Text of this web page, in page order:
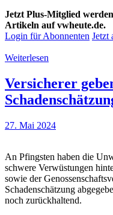
Jetzt Plus-Mitglied
Artikeln auf vwheute.de.
Login für Abonnenten Jetzt
Weiterlesen
Versicherer
27. Mai 2024
An Pfingsten haben die
schwere Verwüstungen
sowie der
Schadenschätzung
noch zurückhaltend.